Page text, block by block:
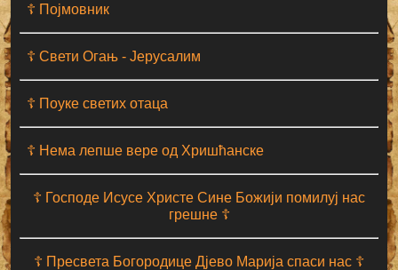
☦ Појмовник
☦ Свети Огањ - Јерусалим
☦ Поуке светих отаца
☦ Нема лепше вере од Хришћанске
☦ Господе Исусе Христе Сине Божији помилуј нас
грешне ☦
☦ Пресвета Богородице Дјево Марија спаси нас ☦